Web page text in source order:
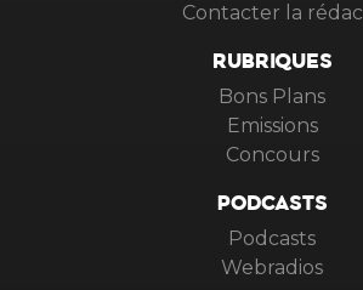
Contacter la rédac
RUBRIQUES
Bons Plans
Emissions
Concours
PODCASTS
Podcasts
Webradios